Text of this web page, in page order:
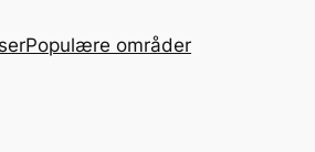
Populære områder